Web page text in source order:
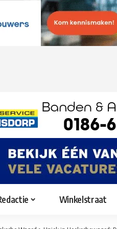
Winkelstraat